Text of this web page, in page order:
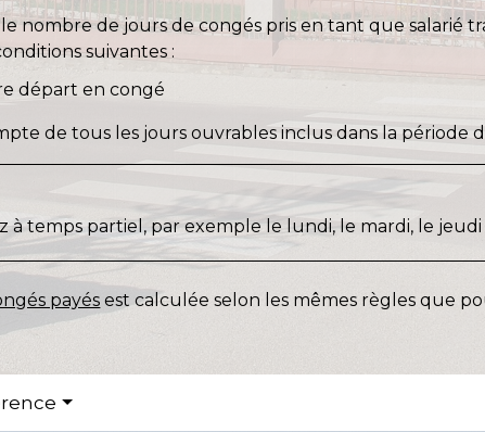
nombre de jours de congés pris en tant que salarié
suivantes :
départ en congé
de tous les jours ouvrables inclus dans la période
à temps partiel, par exemple le lundi, le mardi, le
payés est calculée selon les mêmes règles que